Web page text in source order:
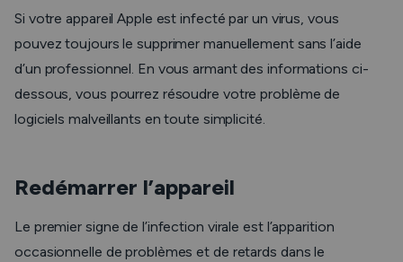
Si votre appareil Apple est infecté par un virus, vous
pouvez toujours le supprimer manuellement sans l’aide
d’un professionnel. En vous armant des informations ci-
dessous, vous pourrez résoudre votre problème de
logiciels malveillants en toute simplicité.
Redémarrer l’appareil
Le premier signe de l’infection virale est l’apparition
occasionnelle de problèmes et de retards dans le